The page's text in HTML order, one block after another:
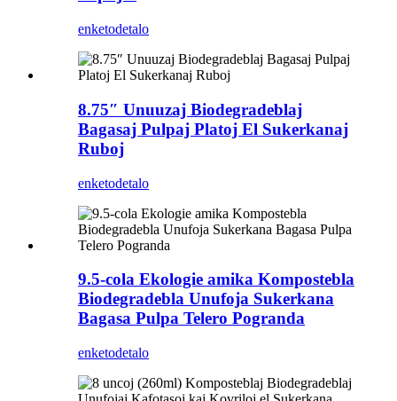
enketodetalo
8.75″ Unuuzaj Biodegradeblaj
Bagasaj Pulpaj Platoj El Sukerkanaj
Ruboj
enketodetalo
9.5-cola Ekologie amika Kompostebla
Biodegradebla Unufoja Sukerkana
Bagasa Pulpa Telero Pogranda
enketodetalo